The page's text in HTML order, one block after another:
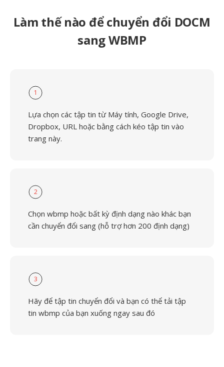
Làm thế nào để chuyển đổi DOCM
sang WBMP
1
Lựa chọn các tập tin từ Máy tính, Google Drive,
Dropbox, URL hoặc bằng cách kéo tập tin vào
trang này.
2
Chọn wbmp hoặc bất kỳ định dạng nào khác bạn
cần chuyển đổi sang (hỗ trợ hơn 200 định dạng)
3
Hãy để tập tin chuyển đổi và bạn có thể tải tập
tin wbmp của bạn xuống ngay sau đó